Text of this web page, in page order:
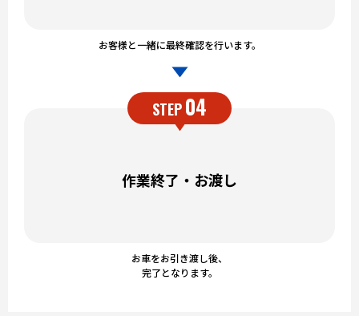
お客様と一緒に最終確認を行います。
STEP04
作業終了・お渡し
お車をお引き渡し後、
完了となります。